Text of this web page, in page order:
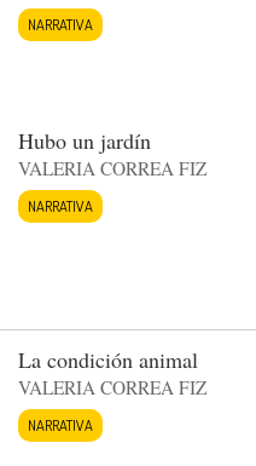
NARRATIVA
Hubo un jardín
VALERIA CORREA FIZ
NARRATIVA
La condición animal
VALERIA CORREA FIZ
NARRATIVA